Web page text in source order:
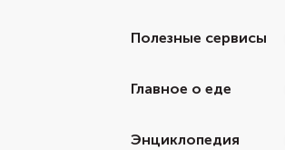
Полезные сервисы
Главное о еде
Энциклопедия